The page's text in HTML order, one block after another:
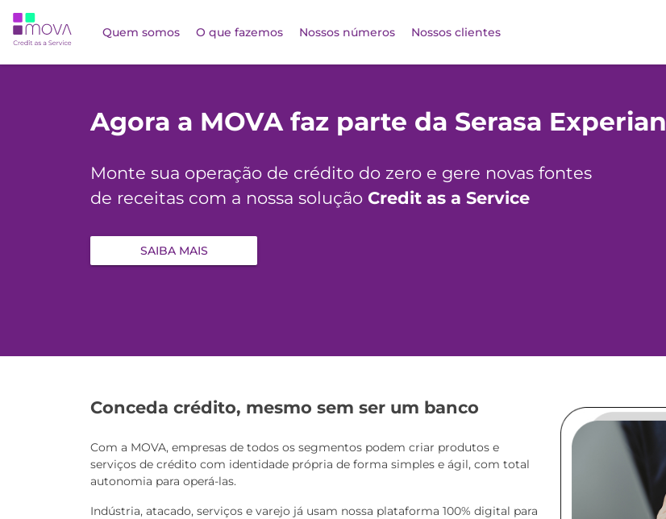
Quem somos O que fazemos Nossos números Nossos clientes
Agora a MOVA faz parte da Serasa Experian
Monte sua operação de crédito do zero e gere novas fontes
de receitas com a nossa solução Credit as a Service
SAIBA MAIS
Conceda crédito, mesmo sem ser um banco
Com a MOVA, empresas de todos os segmentos podem criar produtos e
serviços de crédito com identidade própria de forma simples e ágil, com total
autonomia para operá-las.
Indústria, atacado, serviços e varejo já usam nossa plataforma 100% digital para